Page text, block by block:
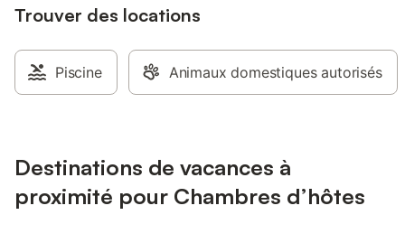
Trouver des locations
Piscine Animaux domestiques autorisés
Destinations de vacances à
proximité pour Chambres d’hôtes